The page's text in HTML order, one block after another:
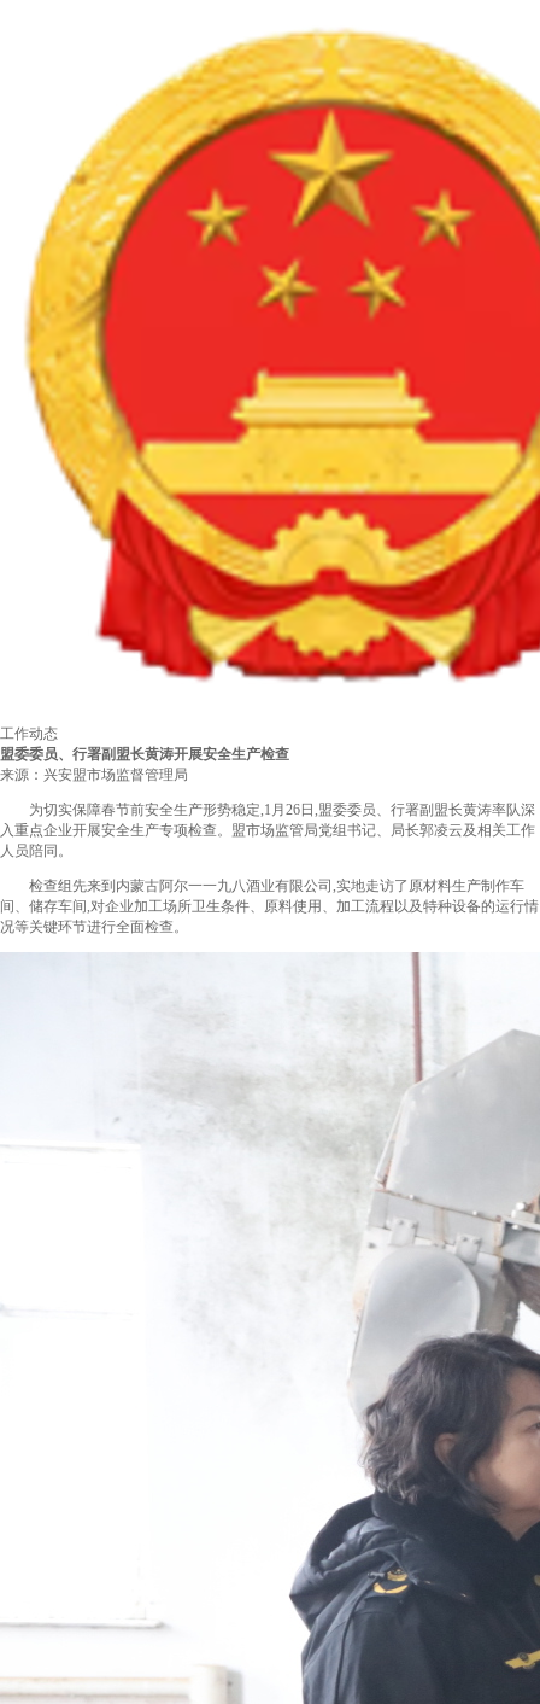
工作动态
盟委委员、行署副盟长黄涛开展安全生产检查
来源：兴安盟市场监督管理局
为切实保障春节前安全生产形势稳定,1月26日,盟委委员、行署副盟长黄涛率队深
入重点企业开展安全生产专项检查。盟市场监管局党组书记、局长郭凌云及相关工作
人员陪同。
检查组先来到内蒙古阿尔一一九八酒业有限公司,实地走访了原材料生产制作车
间、储存车间,对企业加工场所卫生条件、原料使用、加工流程以及特种设备的运行情
况等关键环节进行全面检查。